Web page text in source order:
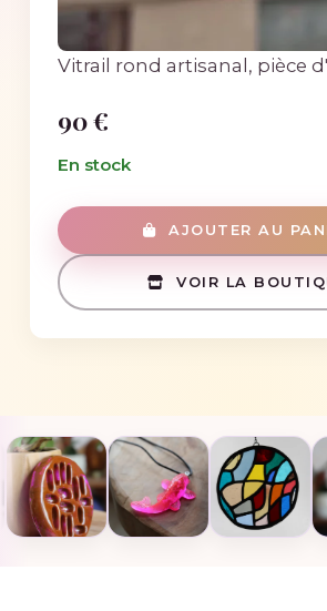
Vitrail rond artisanal, pièce
90 €
En stock
AJOUTER AU
VOIR LA